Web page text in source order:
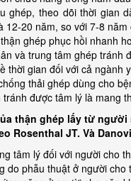
ghép, theo dõi thời gian
12-20 năm, so với 7-8
ghép phục hồi nhanh
và trung tâm ghép tránh
thời gian đối với cả ngành
thải ghép dùng cho
tránh được tâm lý là mang
thận ghép lấy từ
Rosenthal JT. Và
tâm lý đối với người cho
do phẫu thuật ở người